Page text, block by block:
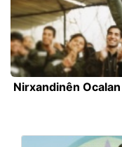
Nirxandinên